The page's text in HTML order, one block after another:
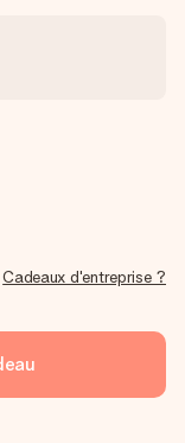
Cadeaux d'entreprise ?